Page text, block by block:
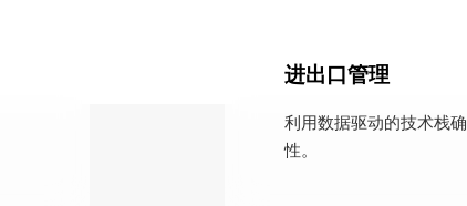
进出口管理
利用数据驱动的技术栈
性。